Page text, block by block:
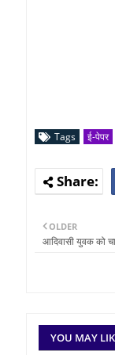
Tags ई-पेपर
OLDER
आदिवासी युवक को
YOU MAY